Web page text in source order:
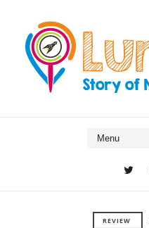
REVIEW